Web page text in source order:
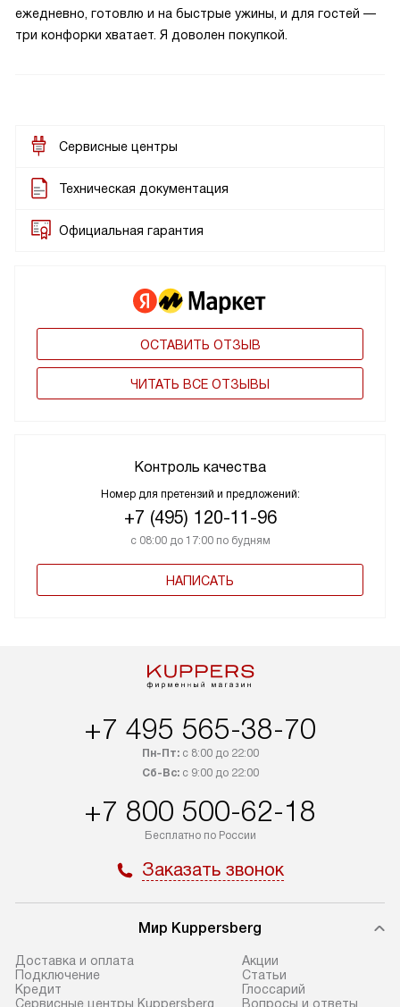
ежедневно, готовлю и на быстрые ужины, и для гостей —
три конфорки хватает. Я доволен покупкой.
Сервисные центры
Техническая документация
Официальная гарантия
ОСТАВИТЬ ОТЗЫВ
ЧИТАТЬ ВСЕ ОТЗЫВЫ
Контроль качества
Номер для претензий и предложений:
+7 (495) 120-11-96
с 08:00 до 17:00 по будням
НАПИСАТЬ
+7 495 565-38-70
Пн-Пт:с 8:00 до 22:00
Сб-Вс:с 9:00 до 22:00
+7 800 500-62-18
Бесплатно по России
Заказать звонок
Мир Kuppersberg
Доставка и оплата
Подключение
Кредит
Сервисные центры Kuppersberg
Акции
Cтатьи
Глоссарий
Вопросы и ответы